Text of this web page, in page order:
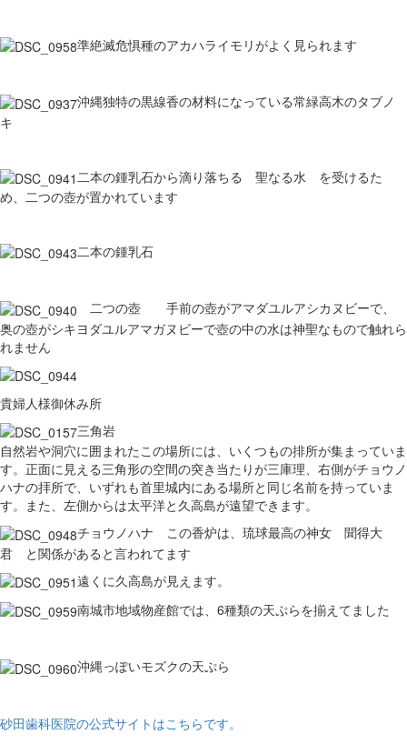
準絶滅危惧種のアカハライモリがよく見られます
沖縄独特の黒線香の材料になっている常緑高木のタブノ
キ
二本の鍾乳石から滴り落ちる 聖なる水 を受けるた
め、二つの壺が置かれています
二本の鍾乳石
二つの壺 手前の壺がアマダユルアシカヌビーで、
奥の壺がシキヨダユルアマガヌビーで壺の中の水は神聖なもので触れら
れません
貴婦人様御休み所
三角岩
自然岩や洞穴に囲まれたこの場所には、いくつもの排所が集まっていま
す。正面に見える三角形の空間の突き当たりが三庫理、右側がチョウノ
ハナの拝所で、いずれも首里城内にある場所と同じ名前を持っていま
す。また、左側からは太平洋と久高島が遠望できます。
チョウノハナ この香炉は、琉球最高の神女 聞得大
君 と関係があると言われてます
遠くに久高島が見えます。
南城市地域物産館では、6種類の天ぷらを揃えてました
沖縄っぽいモズクの天ぷら
砂田歯科医院の公式サイトはこちらです。